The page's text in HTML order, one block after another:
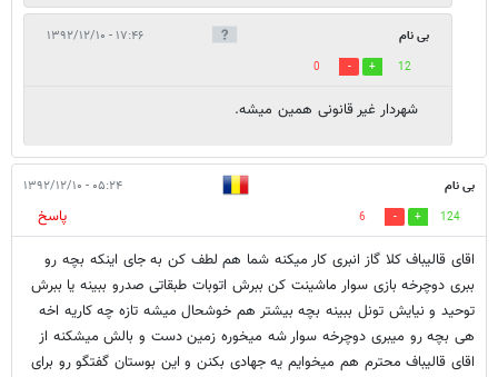
بی نام ۱۷:۴۶ - ۱۳۹۲/۱۲/۱۰
12
0
شهردار غیر قانونی همین میشه.
بی نام ۰۵:۲۴ - ۱۳۹۲/۱۲/۱۰
124
6
پاسخ
اقای قالیباف کلا گاز انبری کار میکنه شما هم لطف کن به جای اینکه بچه رو
ببری دوچرخه بازی سوار ماشینت کن ببرش اتوبات طبقاتی صدرو ببینه یا ببرش
توحید و نیایش تونل ببینه بچه بیشتر هم خوشحال میشه تازه چه کاریه اخه
هی بچه رو میبری دوچرخه سوار شه میخوره زمین دست و بالش میشکنه از
اقای قالیباف محترم هم میخوایم یه جهادی بکنن و این بوستان گفتگو رو برای